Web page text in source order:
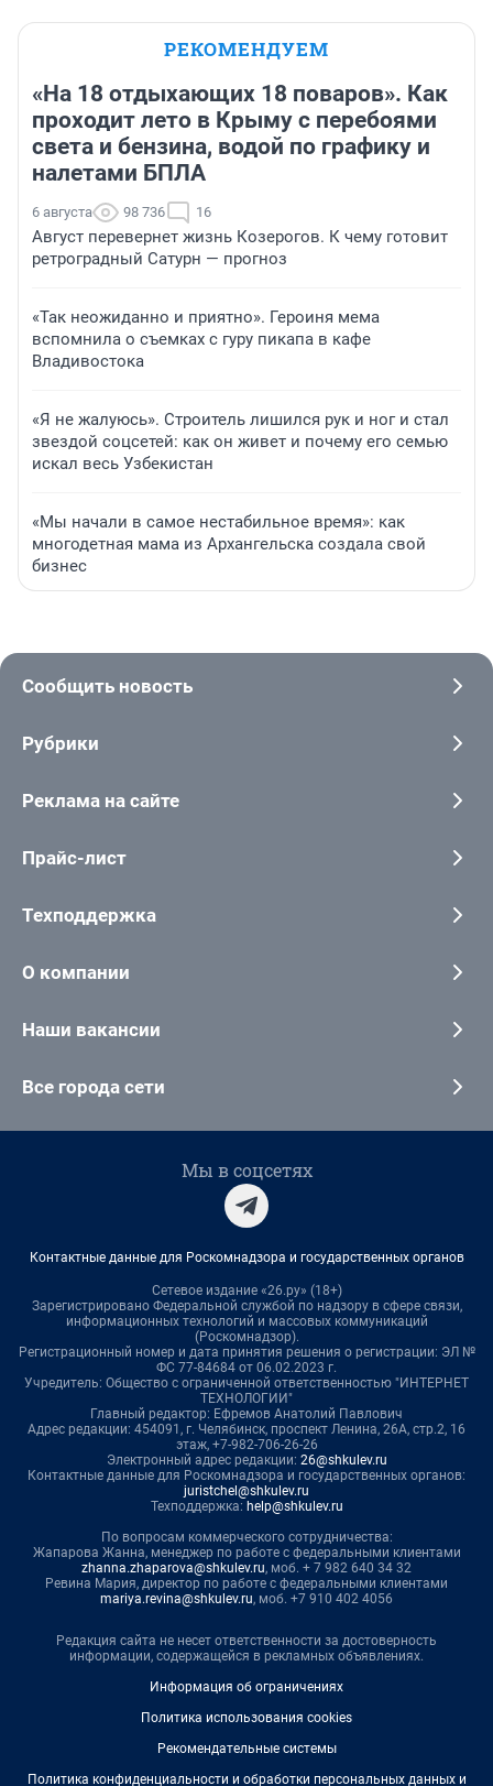
РЕКОМЕНДУЕМ
«На 18 отдыхающих 18 поваров». Как
проходит лето в Крыму с перебоями
света и бензина, водой по графику и
налетами БПЛА
6 августа 98 736 16
Август перевернет жизнь Козерогов. К чему готовит
ретроградный Сатурн — прогноз
«Так неожиданно и приятно». Героиня мема
вспомнила о съемках с гуру пикапа в кафе
Владивостока
«Я не жалуюсь». Строитель лишился рук и ног и стал
звездой соцсетей: как он живет и почему его семью
искал весь Узбекистан
«Мы начали в самое нестабильное время»: как
многодетная мама из Архангельска создала свой
бизнес
Сообщить новость
Рубрики
Реклама на сайте
Прайс-лист
Техподдержка
О компании
Наши вакансии
Все города сети
Мы в соцсетях
Контактные данные для Роскомнадзора и государственных органов
Сетевое издание «26.ру» (18+)
Зарегистрировано Федеральной службой по надзору в сфере связи,
информационных технологий и массовых коммуникаций
(Роскомнадзор).
Регистрационный номер и дата принятия решения о регистрации: ЭЛ №
ФС 77-84684 от 06.02.2023 г.
Учредитель: Общество с ограниченной ответственностью "ИНТЕРНЕТ
ТЕХНОЛОГИИ"
Главный редактор: Ефремов Анатолий Павлович
Адрес редакции: 454091, г. Челябинск, проспект Ленина, 26А, стр.2, 16
этаж, +7-982-706-26-26
Электронный адрес редакции: 26@shkulev.ru
Контактные данные для Роскомнадзора и государственных органов:
juristchel@shkulev.ru
Техподдержка: help@shkulev.ru
По вопросам коммерческого сотрудничества:
Жапарова Жанна, менеджер по работе с федеральными клиентами
zhanna.zhaparova@shkulev.ru, моб. + 7 982 640 34 32
Ревина Мария, директор по работе с федеральными клиентами
mariya.revina@shkulev.ru, моб. +7 910 402 4056
Редакция сайта не несет ответственности за достоверность
информации, содержащейся в рекламных объявлениях.
Информация об ограничениях
Политика использования cookies
Рекомендательные системы
Политика конфиденциальности и обработки персональных данных и